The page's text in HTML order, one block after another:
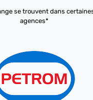
se trouvent dans
agences*